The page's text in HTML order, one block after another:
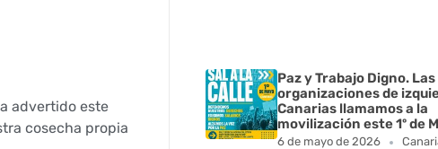
advertido este
cosecha propia
Paz y Trabajo Digno. Las
organizaciones de
Canarias llamamos a la
movilización este 1º de
6 de mayo de 2026